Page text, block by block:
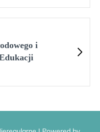
i